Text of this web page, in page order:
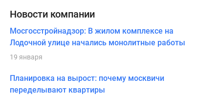
Новости компании
Мосгосстройнадзор: В жилом комплексе на
Лодочной улице начались монолитные работы
19 января
Планировка на вырост: почему москвичи
переделывают квартиры